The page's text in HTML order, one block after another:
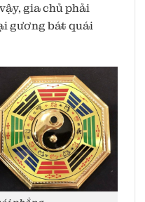
gia chủ phải
gương bát quái